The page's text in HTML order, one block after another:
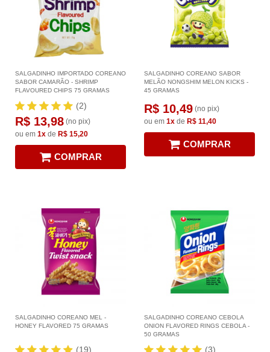
SALGADINHO IMPORTADO COREANO
SABOR CAMARÃO - SHRIMP
FLAVOURED CHIPS 75 GRAMAS
(2)
R$ 13,98 (no pix)
ou em 1x de R$ 15,20
COMPRAR
SALGADINHO COREANO SABOR
MELÃO NONGSHIM MELON KICKS -
45 GRAMAS
R$ 10,49 (no pix)
ou em 1x de R$ 11,40
COMPRAR
SALGADINHO COREANO MEL -
HONEY FLAVORED 75 GRAMAS
(19)
SALGADINHO COREANO CEBOLA
ONION FLAVORED RINGS CEBOLA -
50 GRAMAS
(3)